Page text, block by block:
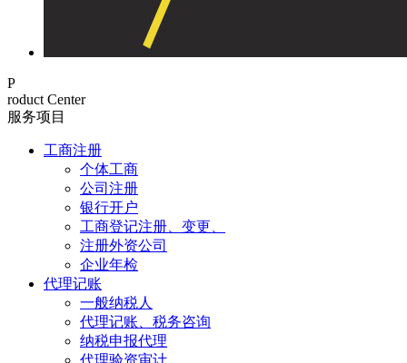
P
roduct Center
服务项目
工商注册
个体工商
公司注册
银行开户
工商登记注册、变更、
注册外资公司
企业年检
代理记账
一般纳税人
代理记账、税务咨询
纳税申报代理
代理验资审计